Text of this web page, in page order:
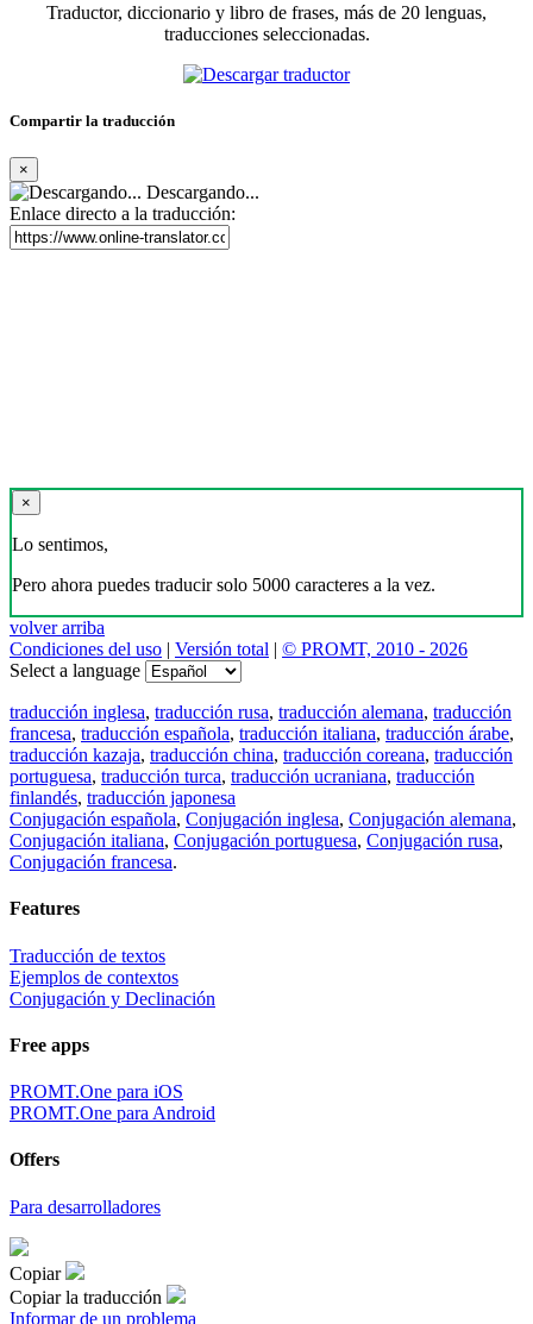
Traductor, diccionario y libro de frases, más de 20 lenguas,
traducciones seleccionadas.
Compartir la traducción
×
Descargando...
Enlace directo a la traducción:
×
Lo sentimos,
Pero ahora puedes traducir solo 5000 caracteres a la vez.
volver arriba
Condiciones del uso | Versión total | © PROMT, 2010 - 2026
Select a language
traducción inglesa, traducción rusa, traducción alemana, traducción
francesa, traducción española, traducción italiana, traducción árabe,
traducción kazaja, traducción china, traducción coreana, traducción
portuguesa, traducción turca, traducción ucraniana, traducción
finlandés, traducción japonesa
Conjugación española, Conjugación inglesa, Conjugación alemana,
Conjugación italiana, Conjugación portuguesa, Conjugación rusa,
Conjugación francesa.
Features
Traducción de textos
Ejemplos de contextos
Conjugación y Declinación
Free apps
PROMT.One para iOS
PROMT.One para Android
Offers
Para desarrolladores
Copiar
Copiar la traducción
Informar de un problema